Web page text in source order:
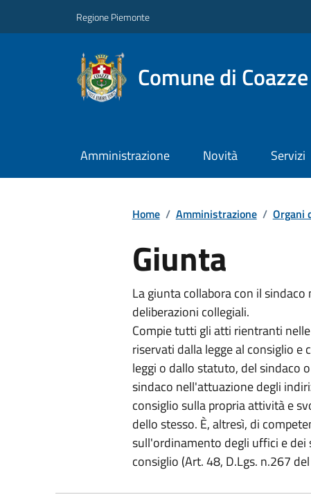
Regione Piemonte
Comune di Coazze
Amministrazione Novità Servizi
Home / Amministrazione / Organi
Giunta
La giunta collabora con il
deliberazioni collegiali.
Compie tutti gli atti rientranti
riservati dalla legge al consiglio
leggi o dallo statuto, del sindaco
sindaco nell'attuazione degli
consiglio sulla propria attività e
dello stesso. È, altresì, di
sull'ordinamento degli uffici e dei
consiglio (Art. 48, D.Lgs. n.267